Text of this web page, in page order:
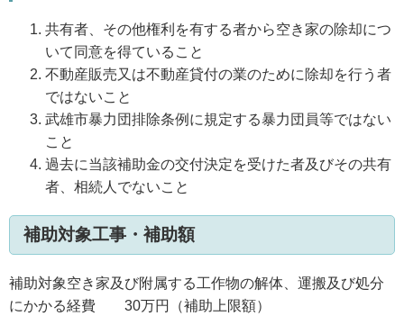
共有者、その他権利を有する者から空き家の除却につ
いて同意を得ていること
不動産販売又は不動産貸付の業のために除却を行う者
ではないこと
武雄市暴力団排除条例に規定する暴力団員等ではない
こと
過去に当該補助金の交付決定を受けた者及びその共有
者、相続人でないこと
補助対象工事・補助額
補助対象空き家及び附属する工作物の解体、運搬及び処分
にかかる経費 30万円（補助上限額）